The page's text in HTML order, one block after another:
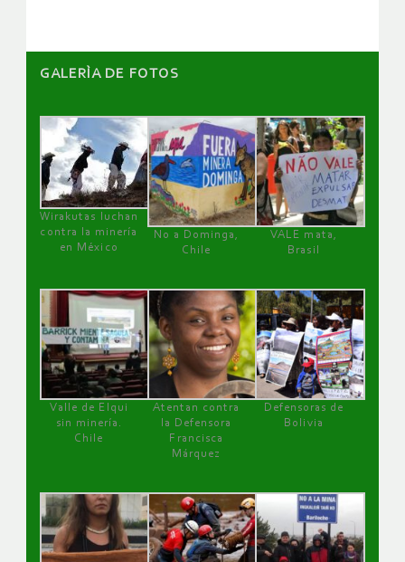
GALERÌA DE FOTOS
Wirakutas luchan
contra la minería
en México
No a Dominga,
Chile
VALE mata,
Brasil
Valle de Elqui
sin minería.
Chile
Atentan contra
la Defensora
Francisca
Márquez
Defensoras de
Bolivia